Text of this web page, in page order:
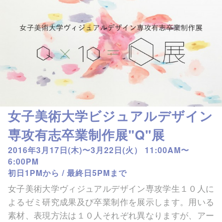
女子美術大学ビジュアルデザイン
専攻有志卒業制作展"Q"展
2016年3月17日(木)〜3月22日(火） 11:00AM〜
6:00PM
初日1PMから / 最終日5PMまで
女子美術大学ヴィジュアルデザイン専攻学生１０人に
よるゼミ研究成果及び卒業制作を展示します。用いる
素材、表現方法は１０人それぞれ異なりますが、アー